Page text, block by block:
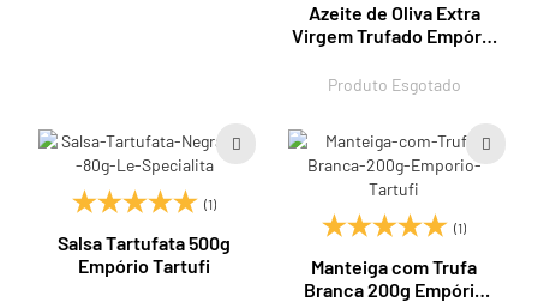
Azeite de Oliva Extra
Virgem Trufado Empório
Produto Esgotado
(1)
Salsa Tartufata 500g
Empório Tartufi
(1)
Manteiga com Trufa
Branca 200g Empório